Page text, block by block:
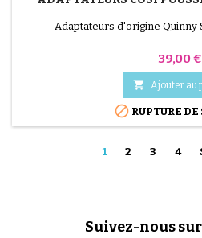
Adaptateurs d'origine Quinny
Prix
39,00 €
 Ajouter au
 RUPTURE DE
1 2 3 4
Suivez-nous